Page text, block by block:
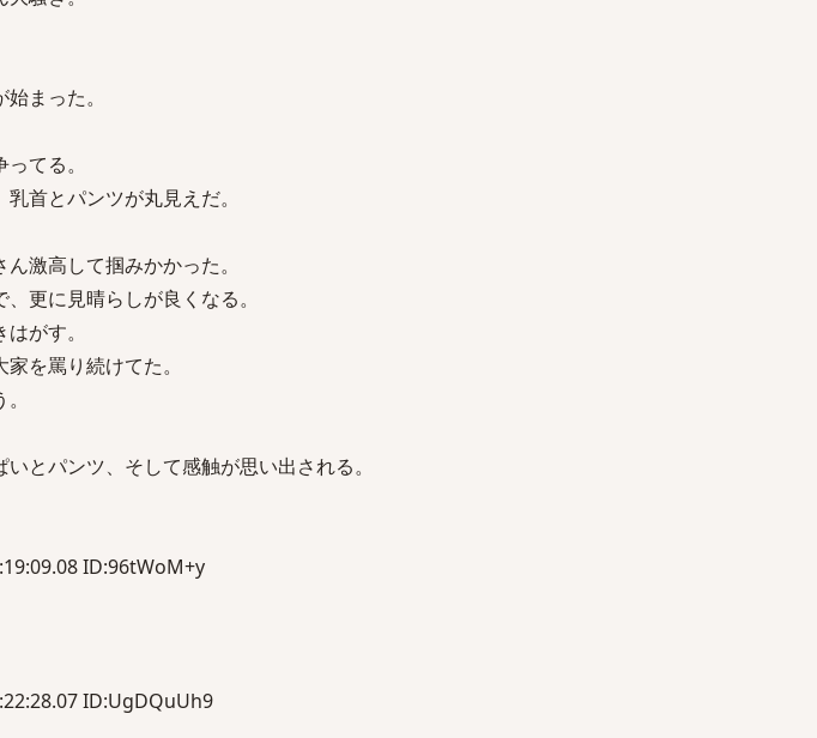
まった。
てる。
首とパンツが丸見えだ。
激高して掴みかかった。
更に見晴らしが良くなる。
がす。
を罵り続けてた。
とパンツ、そして感触が思い出される。
ID:96tWoM+y
ID:UgDQuUh9